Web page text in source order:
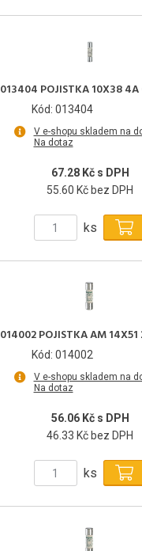
013404 POJISTKA 10X38 4A
Kód: 013404
V e-shopu skladem na
Na dotaz
67.28 Kč s DPH
55.60 Kč bez DPH
ks
014002 POJISTKA AM 14X51
Kód: 014002
V e-shopu skladem na
Na dotaz
56.06 Kč s DPH
46.33 Kč bez DPH
ks